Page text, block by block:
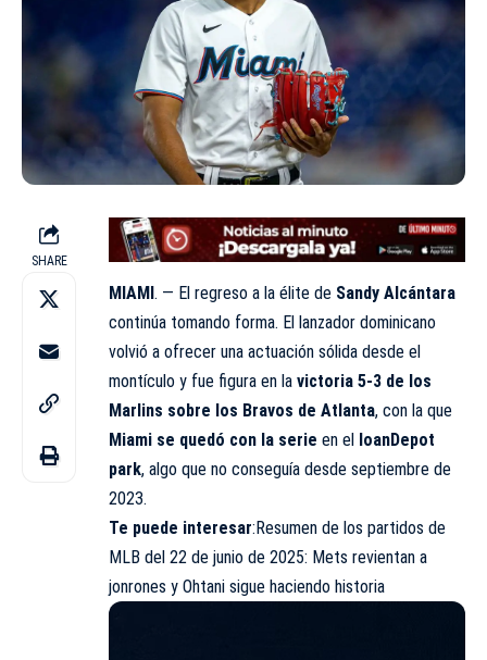
SHARE
MIAMI . — El regreso a la élite de Sandy Alcántara
continúa tomando forma. El lanzador dominicano
volvió a ofrecer una actuación sólida desde el
montículo y fue figura en la victoria 5-3 de los
Marlins sobre los Bravos de Atlanta, con la que
Miami se quedó con la serie en el
loanDepot
park, algo que no conseguía desde septiembre de
2023.
Te puede interesar:Resumen de los partidos de
MLB del 22 de junio de 2025: Mets revientan a
jonrones y Ohtani sigue haciendo historia